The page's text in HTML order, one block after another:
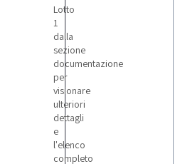
Lotto
1
dalla
sezione
documentazione
per
visionare
ulteriori
dettagli
e
l'elenco
completo